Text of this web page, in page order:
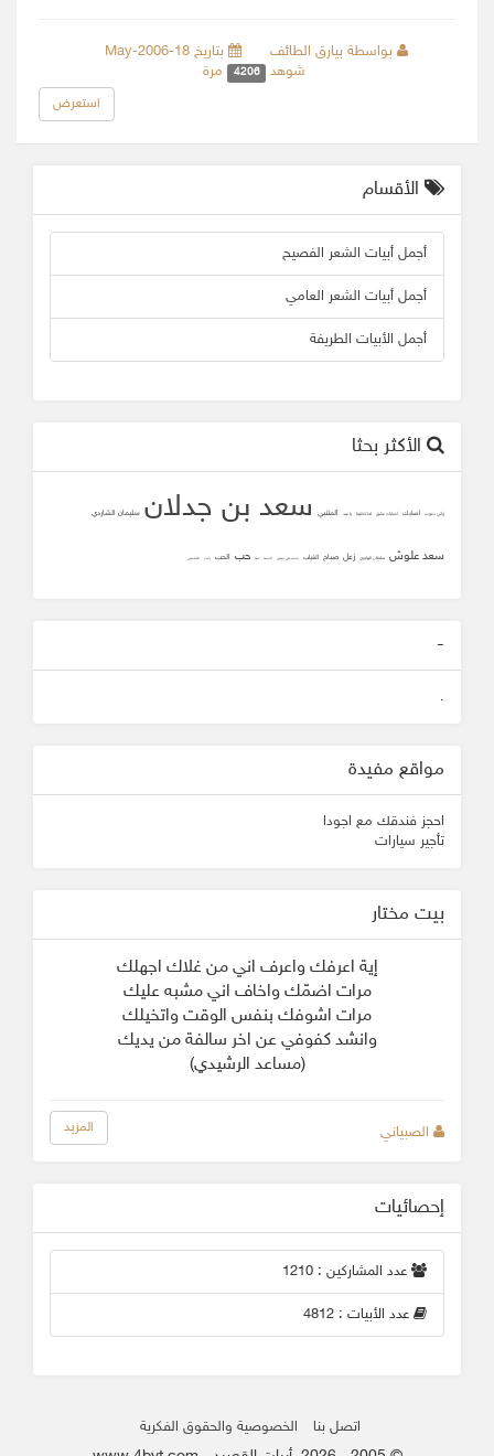
بواسطة بيارق الطائف
بتاريخ 18-May-2006
شوهد
4206 مرة
استعرض
الأقسام
أجمل أبيات الشعر الفصيح
أجمل أبيات الشعر العامي
أجمل الأبيات الطريفة
الأكثر بحثا
وأني دعوت أصابك أصابك عشق لما تلاقينا يا عيد المتنبي سعد بن جدلان سليمان الشاردي
سعد علوش سلطان الهاجري زعل صباح الغياب محمد علي جنيدي المحبه ثقه حب الحب زانت الشافعي
-
.
مواقع مفيدة
احجز فندقك مع اجودا
تأجير سيارات
بيت مختار
إية اعرفك واعرف اني من غلاك اجهلك
مرات اضمّك واخاف اني مشبه عليك
مرات اشوفك بنفس الوقت واتخيلك
وانشد كفوفي عن اخر سالفة من يديك
(مساعد الرشيدي)
الصبياني المزيد
إحصائيات
عدد المشاركين : 1210
عدد الأبيات : 4812
اتصل بنا الخصوصية والحقوق الفكرية